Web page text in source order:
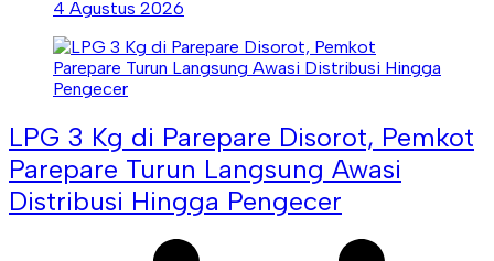
4 Agustus 2026
LPG 3 Kg di Parepare Disorot, Pemkot
Parepare Turun Langsung Awasi
Distribusi Hingga Pengecer